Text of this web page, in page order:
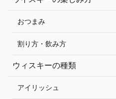
おつまみ
割り方・飲み方
ウィスキーの種類
アイリッシュ